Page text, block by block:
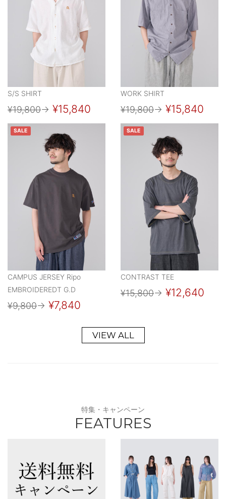
S/S SHIRT
¥19,800→ ¥15,840
WORK SHIRT
¥19,800→ ¥15,840
SALE
CAMPUS JERSEY Ripo
EMBROIDEREDT G.D
¥9,800→ ¥7,840
SALE
CONTRAST TEE
¥15,800→ ¥12,640
VIEW ALL
特集・キャンペーン
FEATURES